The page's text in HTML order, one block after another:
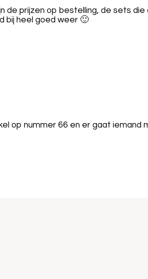
de prijzen op bestelling, de sets die
bij heel goed weer 🙂
op nummer 66 en er gaat iemand